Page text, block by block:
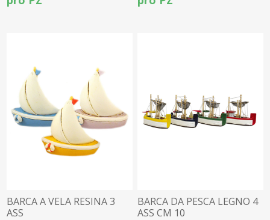
BARCA A VELA RESINA 3
ASS
BARCA DA PESCA LEGNO 4
ASS CM 10